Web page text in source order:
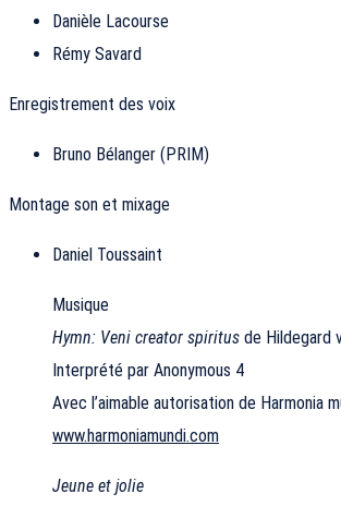
Danièle Lacourse
Rémy Savard
Enregistrement des voix
Bruno Bélanger (PRIM)
Montage son et mixage
Daniel Toussaint
Musique
Hymn: Veni creator spiritus de Hildegard
Interprété par Anonymous 4
Avec l’aimable autorisation de Harmonia
www.harmoniamundi.com
Jeune et jolie